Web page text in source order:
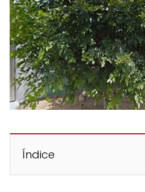
Índice